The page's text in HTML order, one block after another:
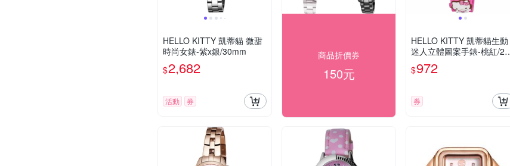
HELLO KITTY 凱蒂貓 微甜
時尚女錶-紫x銀/30mm
$2,682
活動 券
商品折價券
150元
HELLO KITTY 凱蒂貓生動
迷人立體圖案手錶-桃紅/27
mm
$972
券